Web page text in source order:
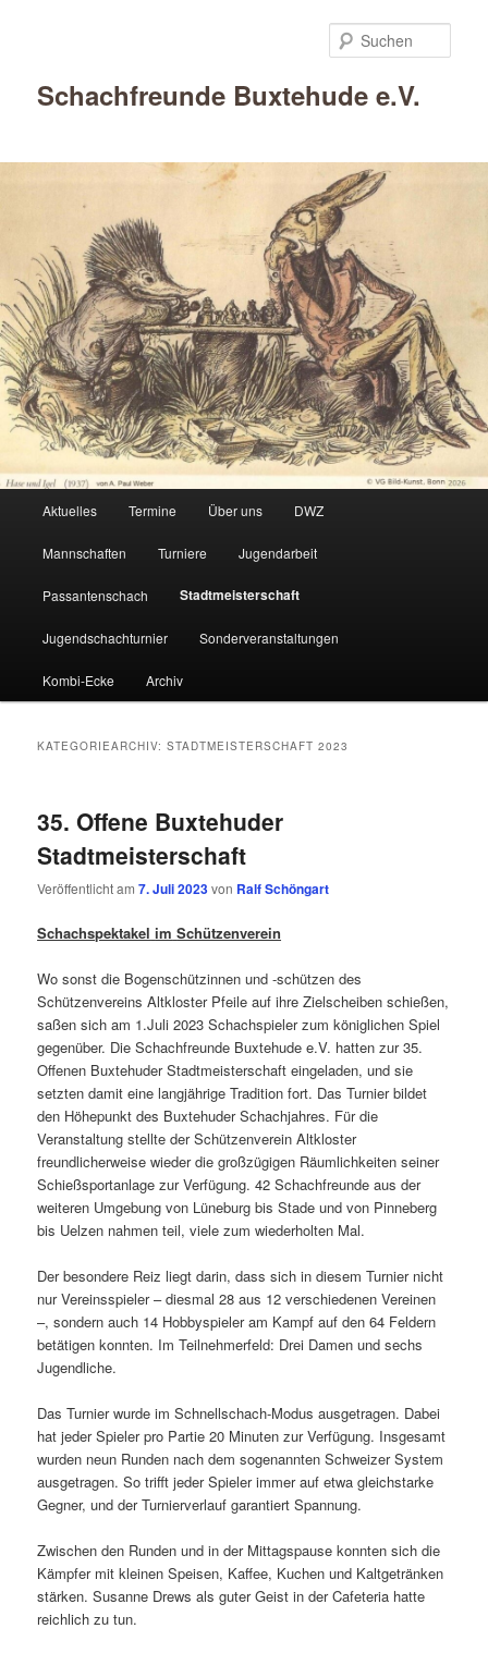
Schachfreunde Buxtehude e.V.
Zum
primären
Inhalt
springen
Zum
sekundären
Inhalt
springen
Aktuelles Termine Über uns DWZ
Mannschaften Turniere Jugendarbeit
Passantenschach Stadtmeisterschaft
Jugendschachturnier Sonderveranstaltungen
Kombi-Ecke Archiv
KATEGORIEARCHIV:STADTMEISTERSCHAFT 2023
35. Offene Buxtehuder
Stadtmeisterschaft
Veröffentlicht am7. Juli 2023von Ralf Schöngart
Schachspektakel im Schützenverein
Wo sonst die Bogenschützinnen und -schützen des
Schützenvereins Altkloster Pfeile auf ihre Zielscheiben schießen,
saßen sich am 1.Juli 2023 Schachspieler zum königlichen Spiel
gegenüber. Die Schachfreunde Buxtehude e.V. hatten zur 35.
Offenen Buxtehuder Stadtmeisterschaft eingeladen, und sie
setzten damit eine langjährige Tradition fort. Das Turnier bildet
den Höhepunkt des Buxtehuder Schachjahres. Für die
Veranstaltung stellte der Schützenverein Altkloster
freundlicherweise wieder die großzügigen Räumlichkeiten seiner
Schießsportanlage zur Verfügung. 42 Schachfreunde aus der
weiteren Umgebung von Lüneburg bis Stade und von Pinneberg
bis Uelzen nahmen teil, viele zum wiederholten Mal.
Der besondere Reiz liegt darin, dass sich in diesem Turnier nicht
nur Vereinsspieler – diesmal 28 aus 12 verschiedenen Vereinen
–, sondern auch 14 Hobbyspieler am Kampf auf den 64 Feldern
betätigen konnten. Im Teilnehmerfeld: Drei Damen und sechs
Jugendliche.
Das Turnier wurde im Schnellschach-Modus ausgetragen. Dabei
hat jeder Spieler pro Partie 20 Minuten zur Verfügung. Insgesamt
wurden neun Runden nach dem sogenannten Schweizer System
ausgetragen. So trifft jeder Spieler immer auf etwa gleichstarke
Gegner, und der Turnierverlauf garantiert Spannung.
Zwischen den Runden und in der Mittagspause konnten sich die
Kämpfer mit kleinen Speisen, Kaffee, Kuchen und Kaltgetränken
stärken. Susanne Drews als guter Geist in der Cafeteria hatte
reichlich zu tun.